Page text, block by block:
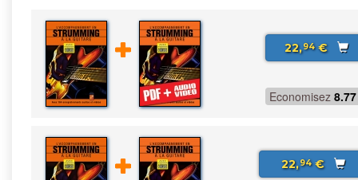
22,94€
Economisez 8.77
22,94€